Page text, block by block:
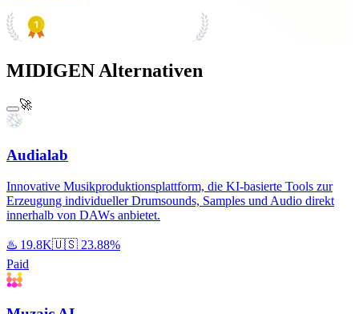
MIDIGEN Alternativen
🚀
Audialab
Innovative Musikproduktionsplattform, die KI-basierte Tools zur
Erzeugung individueller Drumsounds, Samples und Audio direkt
innerhalb von DAWs anbietet.
♨️ 19.8K🇺🇸 23.88%
Paid